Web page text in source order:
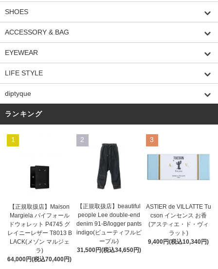
SHOES
ACCESSORY & BAG
EYEWEAR
LIFE STYLE
diptyque
ランキング
1
【正規取扱店】Maison
Margiela バイフォール
ドウォレット P4745 グ
レイニーレザー T8013 B
LACK(メゾン マルジェ
ラ)
64,000円(税込70,400円)
2
【正規取扱店】beautiful
people Lee double-end
denim 91-B/logger pants
indigo(ビューティフルピ
ープル)
31,500円(税込34,650円)
3
ASTIER de VILLATTE Tu
cson インセンス お香
(アスティエ・ド・ヴィ
ラット)
9,400円(税込10,340円)